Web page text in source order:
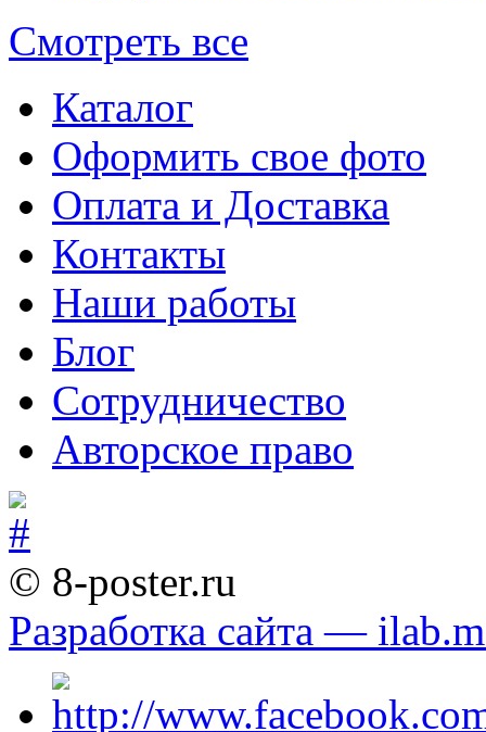
Смотреть все
Каталог
Оформить свое фото
Оплата и Доставка
Контакты
Наши работы
Блог
Сотрудничество
Авторское право
© 8-poster.ru
Разработка сайта —